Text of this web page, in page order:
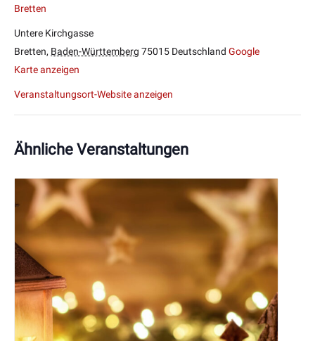
Bretten
Untere Kirchgasse
Bretten, Baden-Württemberg 75015 Deutschland Google
Karte anzeigen
Veranstaltungsort-Website anzeigen
Ähnliche Veranstaltungen